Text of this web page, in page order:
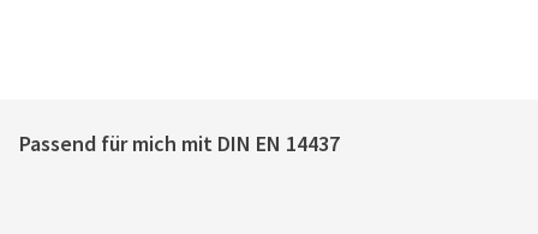
Passend für mich mit DIN EN 14437